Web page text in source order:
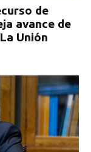
de
avance de
Unión